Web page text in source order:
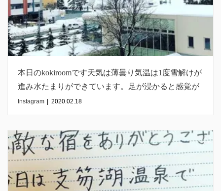
本日のkokiroomです天気は薄曇り気温は1度雪解けが
進み水たまりができています。足が浸かると感覚が
なくなりますよーそれも北海道体験？！
#inmysapporo
Instagram | 2020.02.18